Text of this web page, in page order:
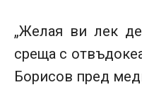
„Желая ви лек
среща с
Борисов пред